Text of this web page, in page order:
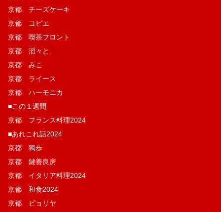
京都 チーズケーキ
京都 コピエ
京都 喫茶フロント
京都 滔々と、
京都 みこ
京都 ライース
京都 ハーモニカ
■この１週間
京都 フランス料理2024
■あれこれ話2024
京都 獨歩
京都 鍵善良房
京都 イタリア料理2024
京都 和食2024
京都 ピョリヤ